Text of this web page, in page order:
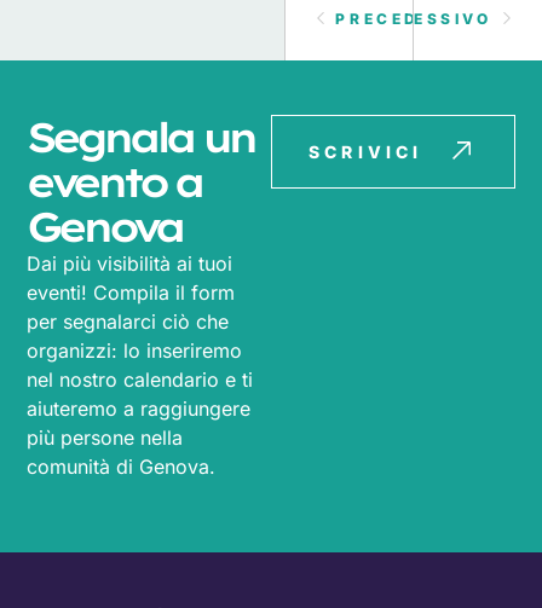
PRECEDENTE
SUCCESSIVO
Segnala un
evento a
Genova
Dai più visibilità ai tuoi
eventi! Compila il form
per segnalarci ciò che
organizzi: lo inseriremo
nel nostro calendario e ti
aiuteremo a raggiungere
più persone nella
comunità di Genova.
SCRIVICI